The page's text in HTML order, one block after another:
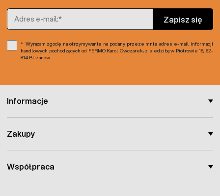
Informacje
Zakupy
Współpraca
Adres e-mail
Zapisz się
Wyrażam zgodę na otrzymywanie na podany przeze mnie adres e-mail informacji
handlowych pochodzących od FERMO Karol Owczarek, z siedzibą w Piotrowie 18, 62-
814 Blizanów.